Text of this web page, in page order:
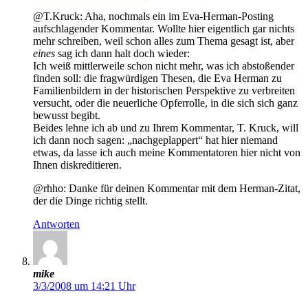
@T.Kruck: Aha, nochmals ein im Eva-Herman-Posting
aufschlagender Kommentar. Wollte hier eigentlich gar nichts
mehr schreiben, weil schon alles zum Thema gesagt ist, aber
eines sag ich dann halt doch wieder:
Ich weiß mittlerweile schon nicht mehr, was ich abstoßender
finden soll: die fragwürdigen Thesen, die Eva Herman zu
Familienbildern in der historischen Perspektive zu verbreiten
versucht, oder die neuerliche Opferrolle, in die sich sich ganz
bewusst begibt.
Beides lehne ich ab und zu Ihrem Kommentar, T. Kruck, will
ich dann noch sagen: „nachgeplappert“ hat hier niemand
etwas, da lasse ich auch meine Kommentatoren hier nicht von
Ihnen diskreditieren.
@rhho: Danke für deinen Kommentar mit dem Herman-Zitat,
der die Dinge richtig stellt.
Antworten
mike
3/3/2008 um 14:21 Uhr